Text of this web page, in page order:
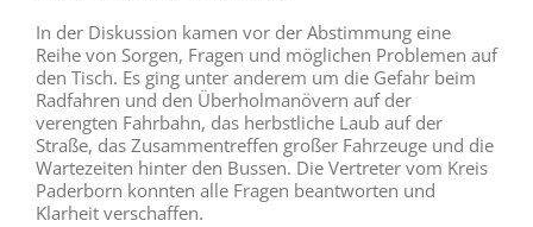
In der Diskussion kamen vor der Abstimmung eine
Reihe von Sorgen, Fragen und möglichen Problemen auf
den Tisch. Es ging unter anderem um die Gefahr beim
Radfahren und den Überholmanövern auf der
verengten Fahrbahn, das herbstliche Laub auf der
Straße, das Zusammentreffen großer Fahrzeuge und die
Wartezeiten hinter den Bussen. Die Vertreter vom Kreis
Paderborn konnten alle Fragen beantworten und
Klarheit verschaffen.